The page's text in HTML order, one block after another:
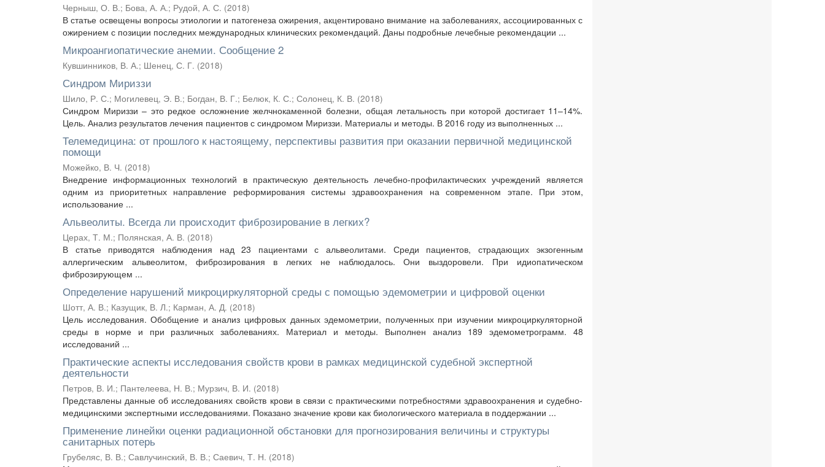
Черныш, О. В.; Бова, А. А.; Рудой, А. С. (2018)
В статье освещены вопросы этиологии и патогенеза ожирения, акцентировано внимание на заболеваниях, ассоциированных с
ожирением с позиции последних международных клинических рекомендаций. Даны подробные лечебные рекомендации ...
Микроангиопатические анемии. Сообщение 2
Кувшинников, В. А.; Шенец, С. Г. (2018)
Синдром Мириззи
Шило, Р. С.; Могилевец, Э. В.; Богдан, В. Г.; Белюк, К. С.; Солонец, К. В. (2018)
Синдром Мириззи – это редкое осложнение желчнокаменной болезни, общая летальность при которой достигает 11–14%.
Цель. Анализ результатов лечения пациентов с синдромом Мириззи. Материалы и методы. В 2016 году из выполненных ...
Телемедицина: от прошлого к настоящему, перспективы развития при оказании первичной медицинской
помощи
Можейко, В. Ч. (2018)
Внедрение информационных технологий в практическую деятельность лечебно-профилактических учреждений является
одним из приоритетных направление реформирования системы здравоохранения на современном этапе. При этом,
использование ...
Альвеолиты. Всегда ли происходит фиброзирование в легких?
Церах, Т. М.; Полянская, А. В. (2018)
В статье приводятся наблюдения над 23 пациентами с альвеолитами. Среди пациентов, страдающих экзогенным
аллергическим альвеолитом, фиброзирования в легких не наблюдалось. Они выздоровели. При идиопатическом
фиброзирующем ...
Определение нарушений микроциркуляторной среды с помощью эдемометрии и цифровой оценки
Шотт, А. В.; Казущик, В. Л.; Карман, А. Д. (2018)
Цель исследования. Обобщение и анализ цифровых данных эдемометрии, полученных при изучении микроциркуляторной
среды в норме и при различных заболеваниях. Материал и методы. Выполнен анализ 189 эдемометрограмм. 48
исследований ...
Практические аспекты исследования свойств крови в рамках медицинской судебной экспертной
деятельности
Петров, В. И.; Пантелеева, Н. В.; Мурзич, В. И. (2018)
Представлены данные об исследованиях свойств крови в связи с практическими потребностями здравоохранения и судебно-
медицинскими экспертными исследованиями. Показано значение крови как биологического материала в поддержании ...
Применение линейки оценки радиационной обстановки для прогнозирования величины и структуры
санитарных потерь
Грубеляс, В. В.; Савлучинский, В. В.; Саевич, Т. Н. (2018)